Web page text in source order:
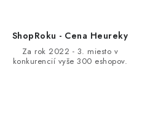
ShopRoku - Cena Heureky
Za rok 2022 - 3. miesto v
konkurencií vyše 300 eshopov.